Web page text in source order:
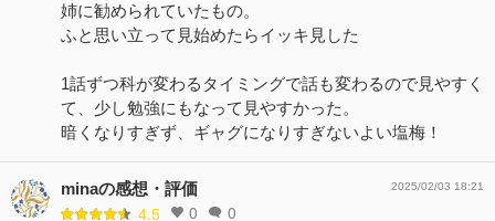
姉に勧められていたもの。
ふと思い立って見始めたらイッキ見した
1話ずつ科が変わるタイミングで話も変わるので見やすく
て、少し勉強にもなって見やすかった。
暗くなりすぎず、ギャグになりすぎないよい塩梅！
minaの感想・評価
4.5 0 0
2025/02/03 18:21